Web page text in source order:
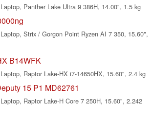
Panther Lake Ultra 9 386H, 14.00", 1.5 kg
Strix / Gorgon Point Ryzen AI 7 350, 15.60",
B14WFK
Raptor Lake-HX i7-14650HX, 15.60", 2.4 kg
15 P1 MD62761
Raptor Lake-H Core 7 250H, 15.60", 2.242